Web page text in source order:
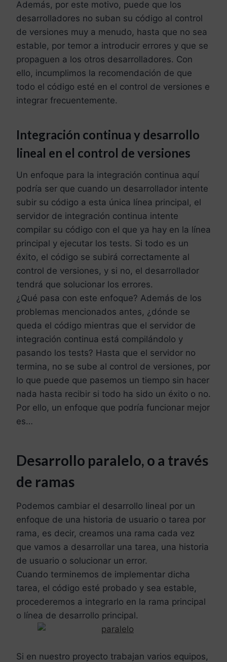
Además, por este motivo, puede que los
desarrolladores no suban su código al control
de versiones muy a menudo, hasta que no sea
estable, por temor a introducir errores y que se
propaguen a los otros desarrolladores. Con
ello, incumplimos la recomendación de que
todo el código esté en el control de versiones e
integrar frecuentemente.
Integración continua y desarrollo
lineal en el control de versiones
Un enfoque para la integración continua aquí
podría ser que cuando un desarrollador intente
subir su código a esta única línea principal, el
servidor de integración continua intente
compilar su código con el que ya hay en la línea
principal y ejecutar los tests. Si todo es un
éxito, el código se subirá correctamente al
control de versiones, y si no, el desarrollador
tendrá que solucionar los errores.
¿Qué pasa con este enfoque? Además de los
problemas mencionados antes, ¿dónde se
queda el código mientras que el servidor de
integración continua está compilándolo y
pasando los tests? Hasta que el servidor no
termina, no se sube al control de versiones, por
lo que puede que pasemos un tiempo sin hacer
nada hasta recibir si todo ha sido un éxito o no.
Por ello, un enfoque que podría funcionar mejor
es…
Desarrollo paralelo, o a través
de ramas
Podemos cambiar el desarrollo lineal por un
enfoque de una historia de usuario o tarea por
rama, es decir, creamos una rama cada vez
que vamos a desarrollar una tarea, una historia
de usuario o solucionar un error.
Cuando terminemos de implementar dicha
tarea, el código esté probado y sea estable,
procederemos a integrarlo en la rama principal
o línea de desarrollo principal.
Si en nuestro proyecto trabajan varios equipos,